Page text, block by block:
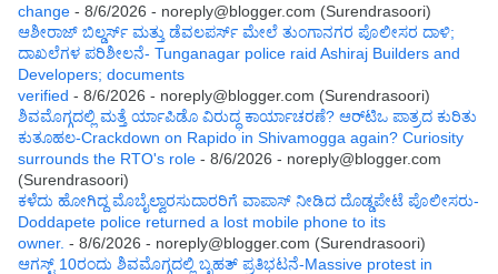
change - 8/6/2026 - noreply@blogger.com (Surendrasoori)
ಆಶೀರಾಜ್ ಬಿಲ್ಡರ್ಸ್ ಮತ್ತು ಡೆವಲಪರ್ಸ್ ಮೇಲೆ ತುಂಗಾನಗರ ಪೊಲೀಸರ ದಾಳಿ;
ದಾಖಲೆಗಳ ಪರಿಶೀಲನೆ- Tunganagar police raid Ashiraj Builders and
Developers; documents
verified - 8/6/2026 - noreply@blogger.com (Surendrasoori)
ಶಿವಮೊಗ್ಗದಲ್ಲಿ ಮತ್ತೆ ರ್ಯಾಪಿಡೊ ವಿರುದ್ಧ ಕಾರ್ಯಾಚರಣೆ? ಆರ್‌ಟಿಒ ಪಾತ್ರದ ಕುರಿತು
ಕುತೂಹಲ-Crackdown on Rapido in Shivamogga again? Curiosity
surrounds the RTO's role - 8/6/2026 - noreply@blogger.com
(Surendrasoori)
ಕಳೆದು ಹೋಗಿದ್ದ ಮೊಬೈಲ್ವಾರಸುದಾರರಿಗೆ ವಾಪಾಸ್ ನೀಡಿದ ದೊಡ್ಡಪೇಟೆ ಪೊಲೀಸರು-
Doddapete police returned a lost mobile phone to its
owner. - 8/6/2026 - noreply@blogger.com (Surendrasoori)
ಆಗಸ್ಟ್‌ 10ರಂದು ಶಿವಮೊಗ್ಗದಲ್ಲಿ ಬೃಹತ್ ಪ್ರತಿಭಟನೆ-Massive protest in